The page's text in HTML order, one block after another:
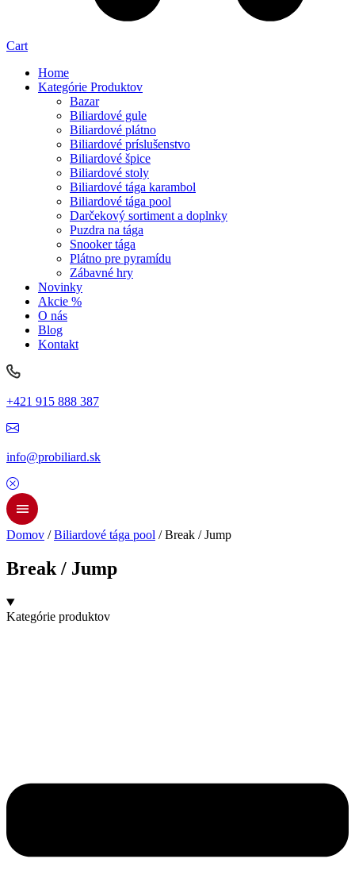
Cart
Home
Kategórie Produktov
Bazar
Biliardové gule
Biliardové plátno
Biliardové príslušenstvo
Biliardové špice
Biliardové stoly
Biliardové tága karambol
Biliardové tága pool
Darčekový sortiment a doplnky
Puzdra na tága
Snooker tága
Plátno pre pyramídu
Zábavné hry
Novinky
Akcie %
O nás
Blog
Kontakt
+421 915 888 387
info@probiliard.sk
Domov /Biliardové tága pool / Break / Jump
Break / Jump
Kategórie produktov